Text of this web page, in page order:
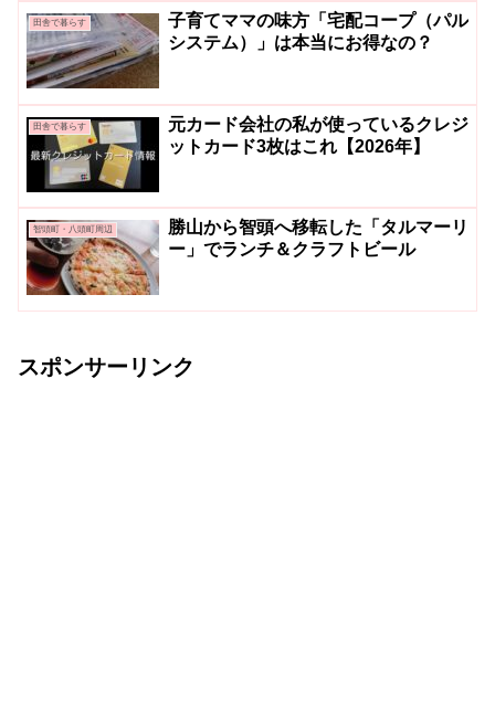
田舎で暮らす
子育てママの味方「宅配コープ（パル
システム）」は本当にお得なの？
田舎で暮らす
元カード会社の私が使っているクレジ
ットカード3枚はこれ【2026年】
智頭町・八頭町周辺
勝山から智頭へ移転した「タルマーリ
ー」でランチ＆クラフトビール
スポンサーリンク